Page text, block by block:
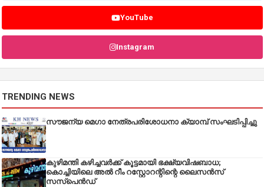
YouTube
Instagram
TRENDING NEWS
സൗജന്യ മെഗാ നേത്രപരിശോധനാ ക്യാമ്പ് സംഘടിപ്പിച്ചു
കുഴിമന്തി കഴിച്ചവർക്ക് കൂട്ടമായി ഭക്ഷ്യവിഷബാധ;
കൊച്ചിയിലെ അൽ റീം റസ്റ്റോറന്റിന്റെ ലൈസൻസ്
സസ്പെൻഡ്